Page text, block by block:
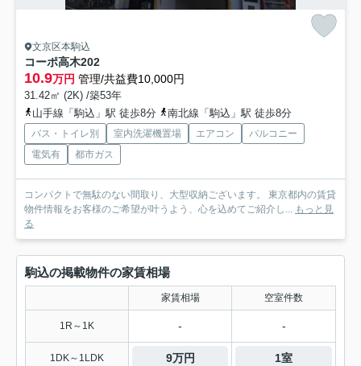
文京区本駒込
コーポ高木202
10.9万円 管理/共益費10,000円
31.42㎡ (2K) /築53年
山手線「駒込」駅 徒歩8分
南北線「駒込」駅 徒歩8分
バス・トイレ別 室内洗濯機置場 エアコン
バルコニー
電気有
都市ガス
コンパクトで無駄のない間取り、大型収納ございます。 東京都内の賃貸
物件情報をお客様のご希望が叶うよう、心を込めてご紹介し... もっと見
る
駒込の掲載物件の家賃相場
家賃相場 空室件数
1R～1K - -
1DK～1LDK 9万円 1室